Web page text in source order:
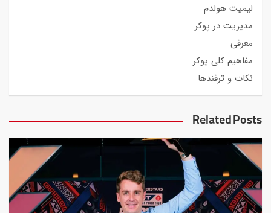
لیمیت هولدم
مدیریت در پوکر
معرفی
مفاهیم کلی پوکر
نکات و ترفندها
Related Posts